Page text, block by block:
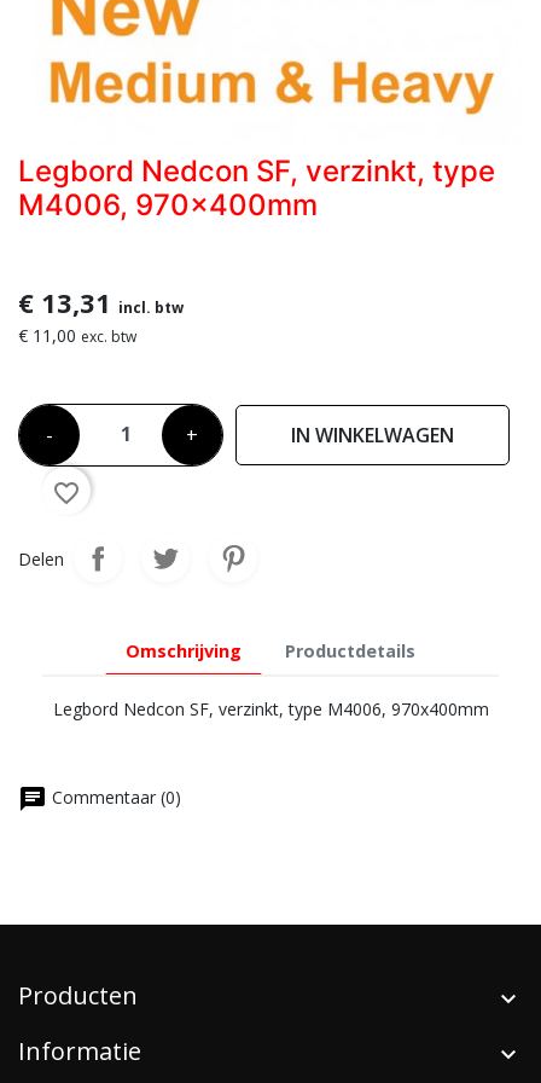
Legbord Nedcon SF, verzinkt, type
M4006, 970x400mm
€ 13,31 incl. btw
€ 11,00 exc. btw
- + IN WINKELWAGEN
favorite_border
Delen
Omschrijving Productdetails
Legbord Nedcon SF, verzinkt, type M4006, 970x400mm
chat Commentaar (0)
Producten
Informatie